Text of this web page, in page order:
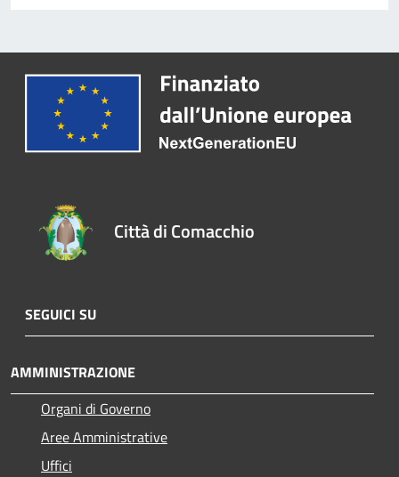
Città di Comacchio
SEGUICI SU
AMMINISTRAZIONE
Organi di Governo
Aree Amministrative
Uffici